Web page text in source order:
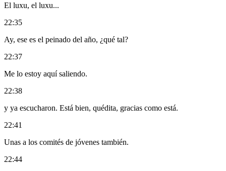
El luxu, el luxu...
22:35
Ay, ese es el peinado del año, ¿qué tal?
22:37
Me lo estoy aquí saliendo.
22:38
y ya escucharon. Está bien, quédita, gracias como está.
22:41
Unas a los comités de jóvenes también.
22:44